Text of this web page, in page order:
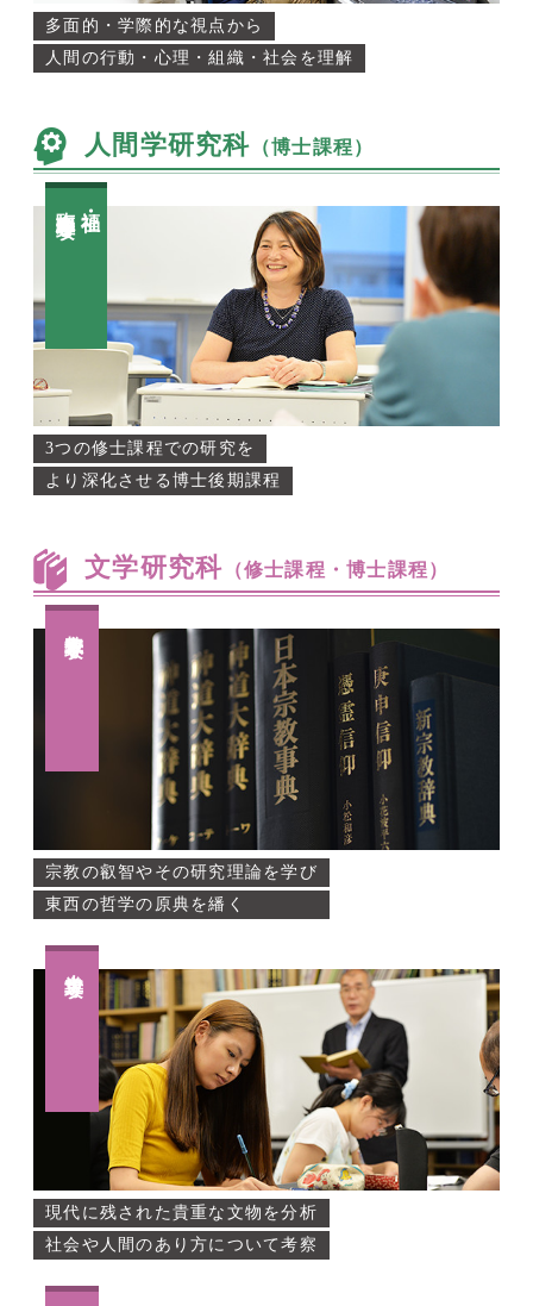
多面的・学際的な視点から
人間の行動・心理・組織・社会を理解
人間学研究科 （博士課程）
3つの修士課程での研究を
より深化させる博士後期課程
文学研究科 （修士課程・博士課程）
宗教の叡智やその研究理論を学び
東西の哲学の原典を繙く
現代に残された貴重な文物を分析
社会や人間のあり方について考察